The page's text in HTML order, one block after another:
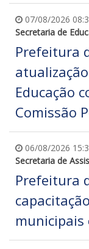
07/08/2026
Secretaria de
Prefeitura
Educação
Comissão
06/08/2026
Secretaria de
Prefeitura
municipais